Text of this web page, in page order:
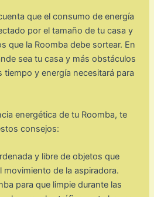
que el consumo de energía
por el tamaño de tu casa y
que la Roomba debe sortear. En
sea tu casa y más obstáculos
tiempo y energía necesitará para
energética de tu Roomba, te
consejos:
y libre de objetos que
movimiento de la aspiradora.
para que limpie durante las